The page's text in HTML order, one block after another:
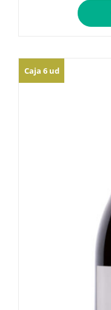
Caja 6 ud